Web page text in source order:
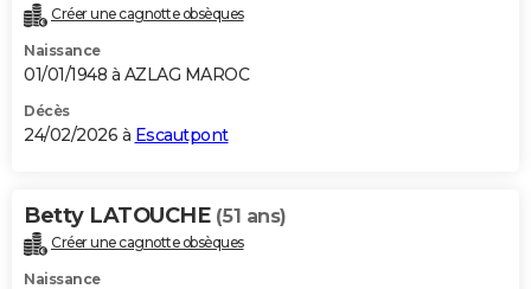
Créer une cagnotte obsèques
Naissance
01/01/1948 à AZLAG MAROC
Décès
24/02/2026 à Escautpont
Betty LATOUCHE (51 ans)
Créer une cagnotte obsèques
Naissance